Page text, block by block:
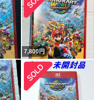
7,800円